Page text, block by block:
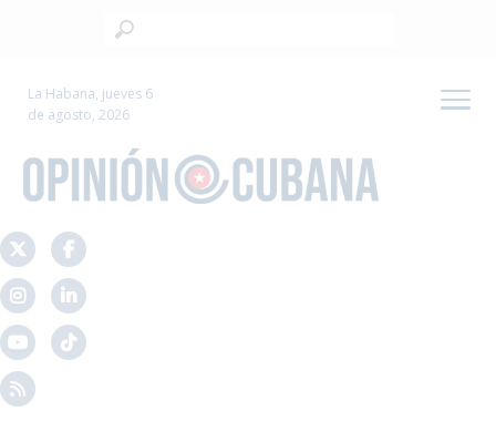
La Habana, jueves 6
de agosto, 2026